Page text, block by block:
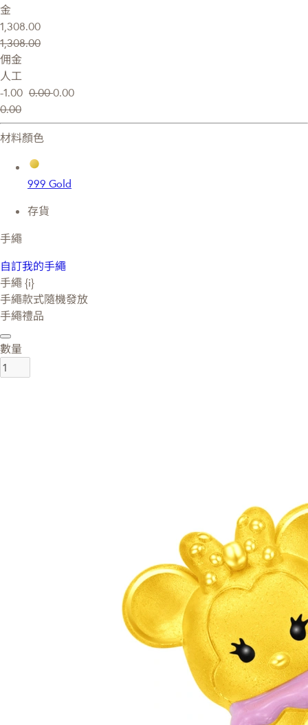
金
1,308.00
1,308.00
佣金
人工
-1.00 0.000.00
0.00
材料顏色
999 Gold
存貨
手繩
自訂我的手繩
手繩 {i}
手繩款式隨機發放
手繩禮品
數量